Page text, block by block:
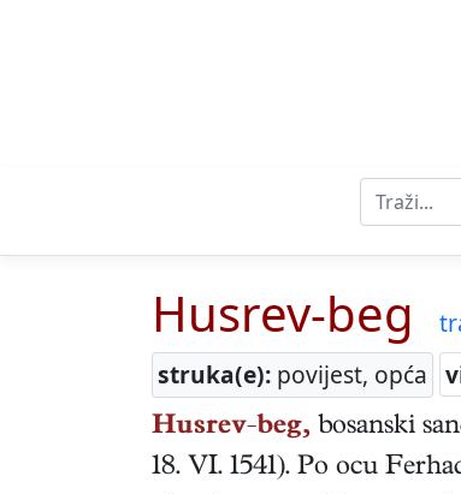
Husrev-beg
struka(e): povijest, opća
Husrev-beg, bosanski
18. VI. 1541). Po ocu